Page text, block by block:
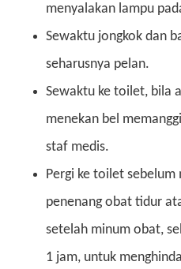
menyalakan lampu
Sewaktu jongkok dan
seharusnya pelan.
Sewaktu ke toilet, bila
menekan bel
staf medis.
Pergi ke toilet sebelum
penenang obat tidur
setelah minum obat,
1 jam, untuk